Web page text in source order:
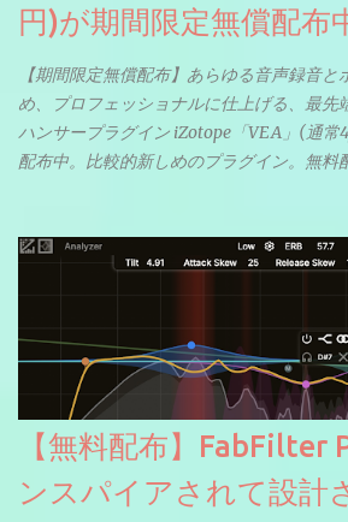
円)が期間限定無償配布
【期間限定無償配布】あらゆる音声録音
め、プロフェッショナルに仕上げる、最先
ハンサープラグイン iZotope「VEA」(通常
配布中。比較的新しめのプラグイン。無料
【無料配布】FabFilter
ンスパイアされて設計